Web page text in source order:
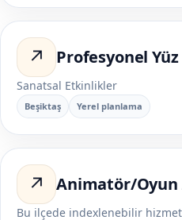
↗ Profesyonel
Sanatsal Etkinlikler
Beşiktaş Yerel planlama
↗ Animatör/Oyun
Bu ilçede indexlenebilir hizmet